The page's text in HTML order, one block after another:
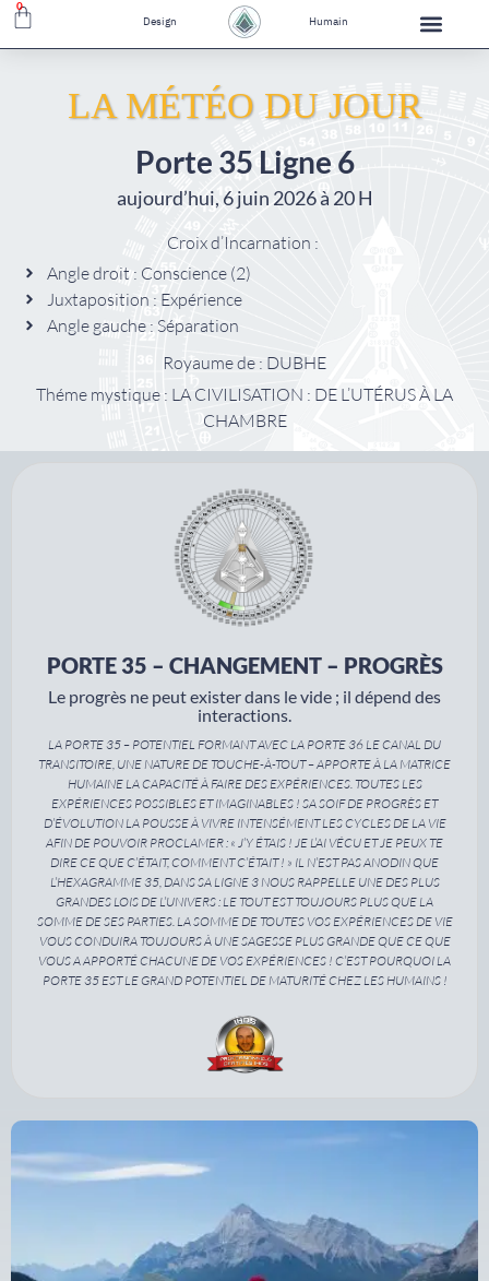
0
Design Humain
LA MÉTÉO DU JOUR
Porte 35 Ligne 6
aujourd’hui, 6 juin 2026 à 20 H
Croix d’Incarnation :
Angle droit : Conscience (2)
Juxtaposition : Expérience
Angle gauche : Séparation
Royaume de : DUBHE
Théme mystique : LA CIVILISATION : DE L’UTÉRUS À LA
CHAMBRE
PORTE 35 – CHANGEMENT – PROGRÈS
Le progrès ne peut exister dans le vide ; il dépend des
interactions.
LA PORTE 35 – POTENTIEL FORMANT AVEC LA PORTE 36 LE CANAL DU
TRANSITOIRE, UNE NATURE DE TOUCHE-À-TOUT – APPORTE À LA MATRICE
HUMAINE LA CAPACITÉ À FAIRE DES EXPÉRIENCES. TOUTES LES
EXPÉRIENCES POSSIBLES ET IMAGINABLES ! SA SOIF DE PROGRÈS ET
D’ÉVOLUTION LA POUSSE À VIVRE INTENSÉMENT LES CYCLES DE LA VIE
AFIN DE POUVOIR PROCLAMER : « J’Y ÉTAIS ! JE L’AI VÉCU ET JE PEUX TE
DIRE CE QUE C’ÉTAIT, COMMENT C’ÉTAIT ! » IL N’EST PAS ANODIN QUE
L’HEXAGRAMME 35, DANS SA LIGNE 3 NOUS RAPPELLE UNE DES PLUS
GRANDES LOIS DE L’UNIVERS : LE TOUT EST TOUJOURS PLUS QUE LA
SOMME DE SES PARTIES. LA SOMME DE TOUTES VOS EXPÉRIENCES DE VIE
VOUS CONDUIRA TOUJOURS À UNE SAGESSE PLUS GRANDE QUE CE QUE
VOUS A APPORTÉ CHACUNE DE VOS EXPÉRIENCES ! C’EST POURQUOI LA
PORTE 35 EST LE GRAND POTENTIEL DE MATURITÉ CHEZ LES HUMAINS !